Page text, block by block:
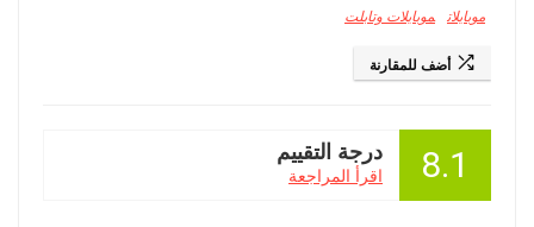
موبايلات موبايلات وتابلت
أضف للمقارنة
8.1 درجة التقييم
اقرأ المراجعة